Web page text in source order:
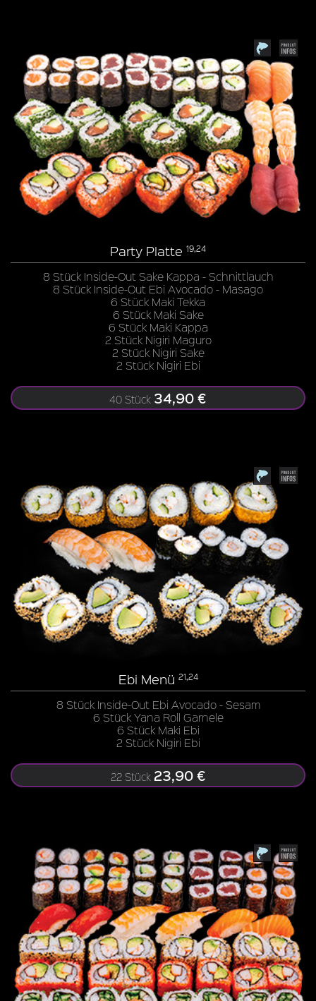
Party Platte 19,24
8 Stück Inside-Out Sake Kappa - Schnittlauch
8 Stück Inside-Out Ebi Avocado - Masago
6 Stück Maki Tekka
6 Stück Maki Sake
6 Stück Maki Kappa
2 Stück Nigiri Maguro
2 Stück Nigiri Sake
2 Stück Nigiri Ebi
40 Stück 34,90 €
Ebi Menü 21,24
8 Stück Inside-Out Ebi Avocado - Sesam
6 Stück Yana Roll Garnele
6 Stück Maki Ebi
2 Stück Nigiri Ebi
22 Stück 23,90 €